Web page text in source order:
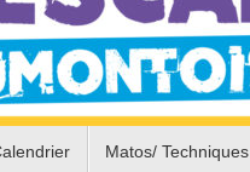
Matos/ Techniques